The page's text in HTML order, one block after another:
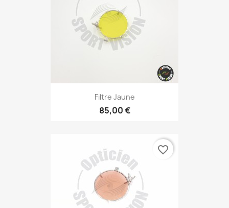
Filtre Jaune
85,00 €
favorite_border